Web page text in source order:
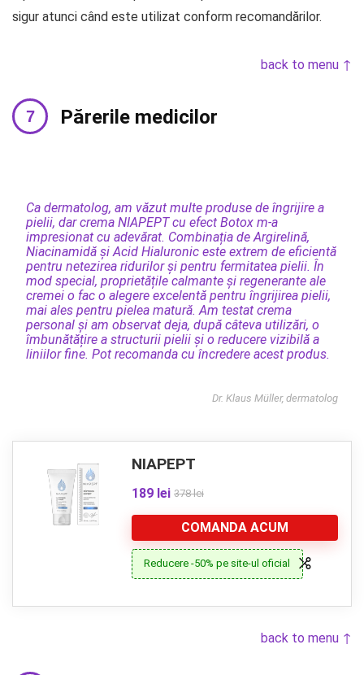
sigur atunci când este utilizat conform recomandărilor.
back to menu ↑
Părerile medicilor
Ca dermatolog, am văzut multe produse de îngrijire a
pielii, dar crema NIAPEPT cu efect Botox m-a
impresionat cu adevărat. Combinația de Argirelină,
Niacinamidă și Acid Hialuronic este extrem de eficientă
pentru netezirea ridurilor și pentru fermitatea pielii. În
mod special, proprietățile calmante și regenerante ale
cremei o fac o alegere excelentă pentru îngrijirea pielii,
mai ales pentru pielea matură. Am testat crema
personal și am observat deja, după câteva utilizări, o
îmbunătățire a structurii pielii și o reducere vizibilă a
liniilor fine. Pot recomanda cu încredere acest produs.
Dr. Klaus Müller, dermatolog
NIAPEPT
189 lei 378 lei
COMANDA ACUM
Reducere -50% pe site-ul oficial
back to menu ↑